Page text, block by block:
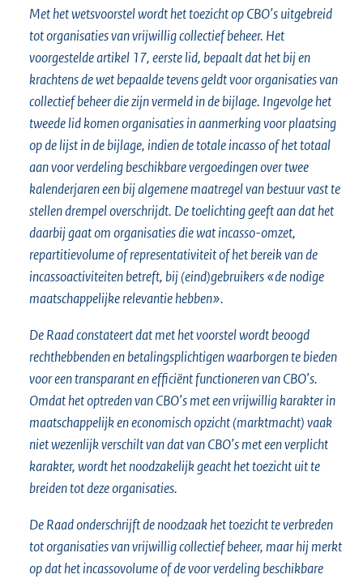
Met het wetsvoorstel wordt het toezicht op CBO’s uitgebreid
tot organisaties van vrijwillig collectief beheer. Het
voorgestelde artikel 17, eerste lid, bepaalt dat het bij en
krachtens de wet bepaalde tevens geldt voor organisaties van
collectief beheer die zijn vermeld in de bijlage. Ingevolge het
tweede lid komen organisaties in aanmerking voor plaatsing
op de lijst in de bijlage, indien de totale incasso of het totaal
aan voor verdeling beschikbare vergoedingen over twee
kalenderjaren een bij algemene maatregel van bestuur vast te
stellen drempel overschrijdt. De toelichting geeft aan dat het
daarbij gaat om organisaties die wat incasso-omzet,
repartitievolume of representativiteit of het bereik van de
incassoactiviteiten betreft, bij (eind)gebruikers «de nodige
maatschappelijke relevantie hebben».
De Raad constateert dat met het voorstel wordt beoogd
rechthebbenden en betalingsplichtigen waarborgen te bieden
voor een transparant en efficiënt functioneren van CBO’s.
Omdat het optreden van CBO’s met een vrijwillig karakter in
maatschappelijk en economisch opzicht (marktmacht) vaak
niet wezenlijk verschilt van dat van CBO’s met een verplicht
karakter, wordt het noodzakelijk geacht het toezicht uit te
breiden tot deze organisaties.
De Raad onderschrijft de noodzaak het toezicht te verbreden
tot organisaties van vrijwillig collectief beheer, maar hij merkt
op dat het incassovolume of de voor verdeling beschikbare